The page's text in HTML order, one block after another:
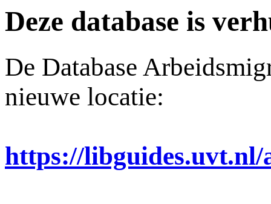
Deze database is
De Database
nieuwe locatie:
https://